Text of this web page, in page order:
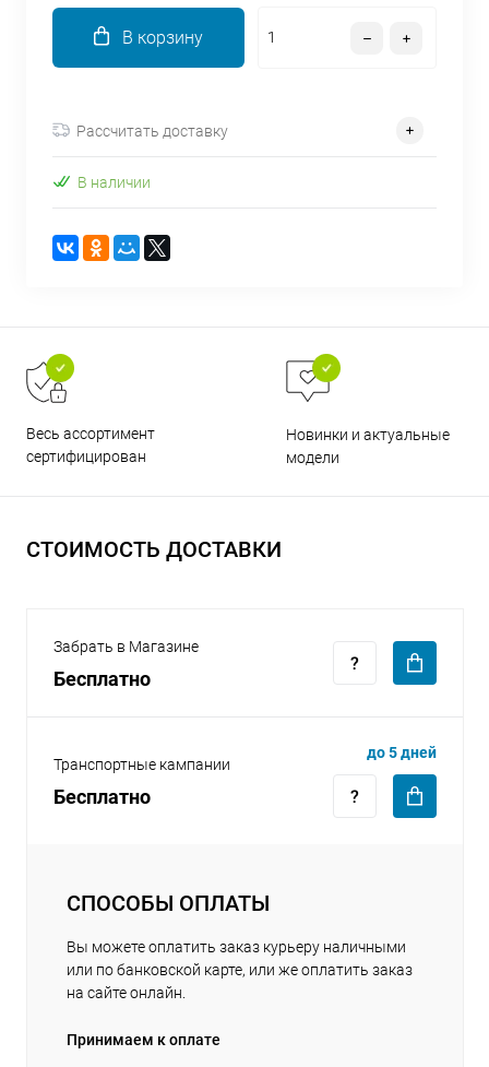
В корзину
Рассчитать доставку
В наличии
Весь ассортимент
сертифицирован
Новинки и актуальные
модели
СТОИМОСТЬ ДОСТАВКИ
Забрать в Магазине
Бесплатно
Транспортные кампании
Бесплатно
до 5 дней
СПОСОБЫ ОПЛАТЫ
Вы можете оплатить заказ курьеру наличными
или по банковской карте, или же оплатить заказ
на сайте онлайн.
Принимаем к оплате
раз в 2 недели
8 800 302-02-51